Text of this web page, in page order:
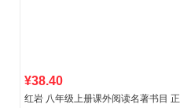
¥38.40
红岩 八年级上册课外阅读名著书目 正